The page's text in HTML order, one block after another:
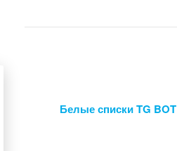
Белые списки TG BOT